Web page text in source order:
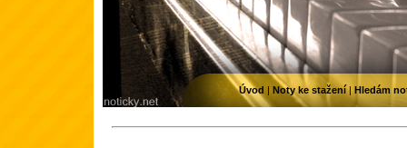
Úvod | Noty ke stažení| Hledám